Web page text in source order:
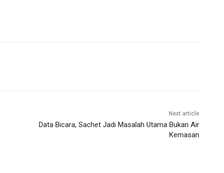
Next article
Data Bicara, Sachet Jadi Masalah Utama Bukan Air
Kemasan